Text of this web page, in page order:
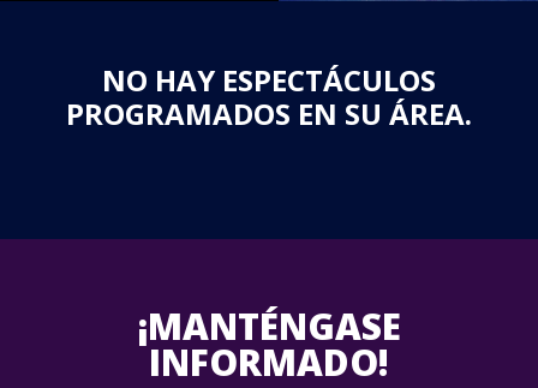
NO HAY ESPECTÁCULOS
PROGRAMADOS EN SU ÁREA.
¡MANTÉNGASE
INFORMADO!